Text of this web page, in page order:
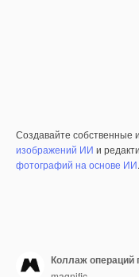
Создавайте
изображений ИИ и
фотографий на основе ИИ.
Коллаж операций